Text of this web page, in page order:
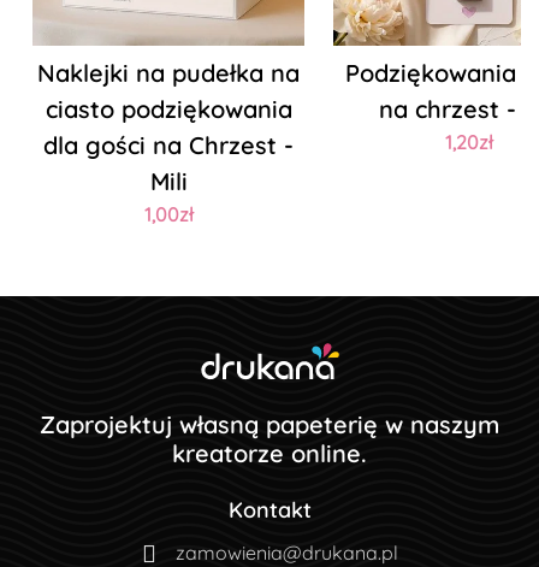
Naklejki na pudełka na
ciasto podziękowania
dla gości na Chrzest -
Mili
1,00zł
Podziękowania
na chrzest -
1,20zł
Zaprojektuj własną papeterię w naszym
kreatorze online.
Kontakt
zamowienia@drukana.pl